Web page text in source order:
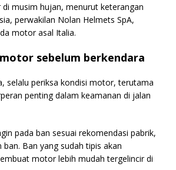
musim hujan, menurut keterangan
perwakilan Nolan Helmets SpA,
motor asal Italia.
sebelum berkendara
selalu periksa kondisi motor, terutama
penting dalam keamanan di jalan
pada ban sesuai rekomendasi pabrik,
ban. Ban yang sudah tipis akan
motor lebih mudah tergelincir di